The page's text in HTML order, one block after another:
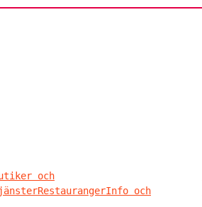
och
RestaurangerInfo och